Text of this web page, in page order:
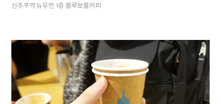
신주쿠역 뉴우먼 1층 블루보틀커피